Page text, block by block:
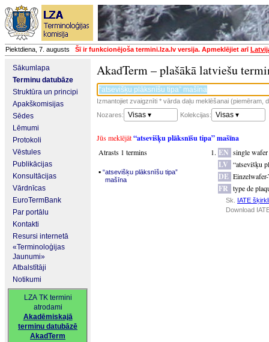
Piektdiena, 7. augusts Šī ir funkcionējoša termini.lza.lv versija. Apmeklējiet arī
Sākumlapa
Terminu datubāze
Struktūra un principi
Apakškomisijas
Sēdes
Lēmumi
Protokoli
Vēstules
Publikācijas
Konsultācijas
Vārdnīcas
EuroTermBank
Par portālu
Kontakti
Resursi internetā
«Terminoloģijas
Jaunumi»
Atbalstītāji
Notikumi
LZA TK termini
atrodami
Akadēmiskajā
terminu datubāzē
AkadTerm
AkadTerm – plašākā latviešu
Izmantojiet zvaigznīti * vārda daļu meklēšanai (piemēram,
Nozares:
Visas ▾ Kolekcijas: Visas ▾
Jūs meklējāt“atsevišķu plāksnīšu tipa” mašīna
Atrasts 1 termins
▪ “atsevišķu plāksnīšu tipa”
mašīna
EN single
LV “atsevišķu
DE
FR type de
Sk. IATE šķirkli
Download